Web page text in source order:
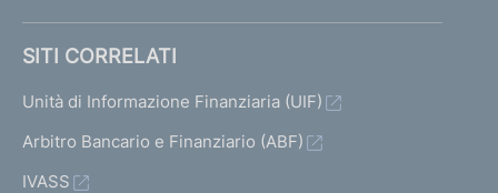
SITI CORRELATI
Unità di Informazione Finanziaria (UIF)
Arbitro Bancario e Finanziario (ABF)
IVASS